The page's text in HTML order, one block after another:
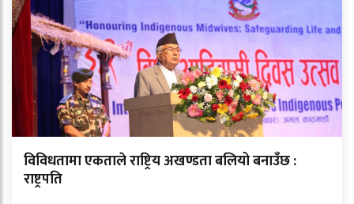
विविधतामा एकताले राष्ट्रिय अखण्डता बलियो बनाउँछ :
राष्ट्रपति